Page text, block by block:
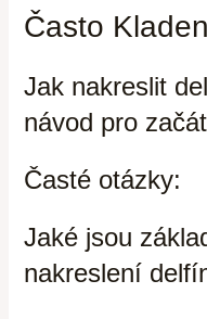
Často
Jak nakreslit
návod pro
Časté otázky:
Jaké jsou
nakreslení